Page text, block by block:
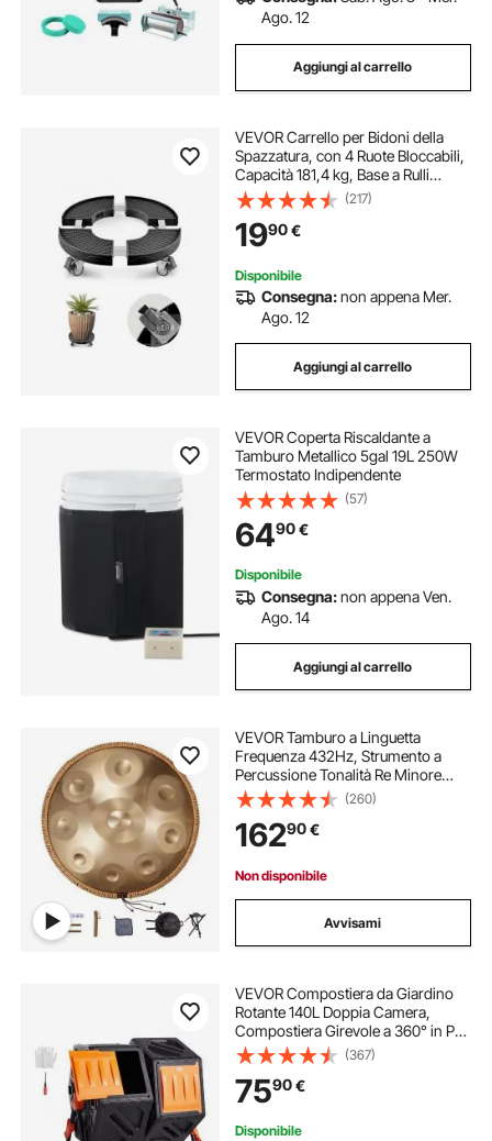
Ago. 12
Aggiungi al carrello
VEVOR Carrello per Bidoni della
Spazzatura, con 4 Ruote Bloccabili,
Capacità 181,4 kg, Base a Rulli
Rotonda, Regolabile 380 - 580 mm,
Carrello per Piante a Tamburo per
Impieghi Gravosi Nero
(217)
1990€
Disponibile
Consegna:non appena Mer.
Ago. 12
Aggiungi al carrello
VEVOR Coperta Riscaldante a
Tamburo Metallico 5gal 19L 250W
Termostato Indipendente
(57)
6490€
Disponibile
Consegna:non appena Ven.
Ago. 14
Aggiungi al carrello
VEVOR Tamburo a Linguetta
Frequenza 432Hz, Strumento a
Percussione Tonalità Re Minore
Numero di Note da 9, Tamburi a
Lingua in Re Minore con Bacchette,
Strumento Musicale per
Meditazione, Oro
(260)
16290€
Non disponibile
Avvisami
VEVOR Compostiera da Giardino
Rotante 140L Doppia Camera,
Compostiera Girevole a 360° in PP
Senza BPA Portata max. 40 kg per
Compostaggio Rifiuti Organici di
Cucina per Giardinaggio Cortile
Esterno
(367)
7590€
Disponibile